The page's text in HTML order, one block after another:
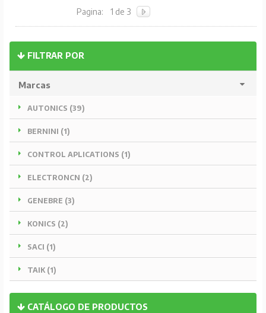
FILTRAR POR
Marcas
AUTONICS (39)
BERNINI (1)
CONTROL APLICATIONS (1)
ELECTRONCN (2)
GENEBRE (3)
KONICS (2)
SACI (1)
TAIK (1)
CATÁLOGO DE PRODUCTOS
Pagina: 1 de 3